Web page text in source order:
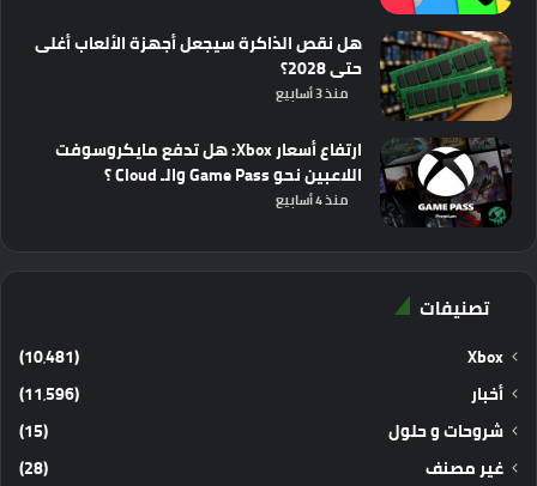
هل نقص الذاكرة سيجعل أجهزة الألعاب أغلى
حتى 2028؟
منذ 3 أسابيع
ارتفاع أسعار Xbox: هل تدفع مايكروسوفت
اللاعبين نحو Game Pass والـ Cloud ؟
منذ 4 أسابيع
تصنيفات
Xbox
(10٬481)
أخبار
(11٬596)
شروحات و حلول
(15)
غير مصنف
(28)